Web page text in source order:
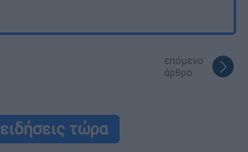
επόμενο
άρθρο
ειδήσεις τώρα